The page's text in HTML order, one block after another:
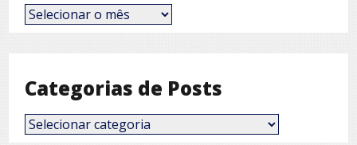
Posts
por
Categorias de Posts
Categorias
de